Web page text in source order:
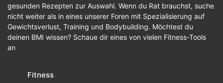
gesunden Rezepten zur Auswahl. Wenn du Rat brauchst, suche
nicht weiter als in eines unserer Foren mit Spezialisierung auf
Gewichtsverlust, Training und Bodybuilding. Möchtest du
deinen BMI wissen? Schaue dir eines von vielen Fitness-Tools
an
Fitness